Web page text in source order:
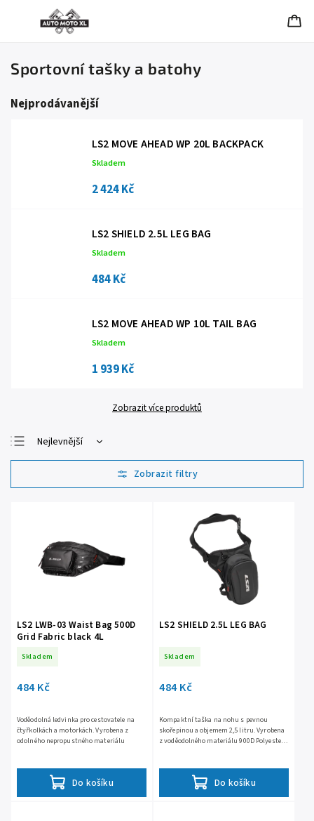
Sportovní tašky a batohy
Nejprodávanější
LS2 MOVE AHEAD WP 20L BACKPACK
Skladem
2 424 Kč
LS2 SHIELD 2.5L LEG BAG
Skladem
484 Kč
LS2 MOVE AHEAD WP 10L TAIL BAG
Skladem
1 939 Kč
Zobrazit více produktů
Nejlevnější
Nejdražší
Nejprodávanější
LS2 LWB-03 Waist Bag 500D
Grid Fabric black 4L
Skladem
484 Kč
Do košíku
Voděodolná ledvinka pro cestovatele na
čtyřkolkách a motorkách. Vyrobena z
odolného nepropustného materiálu
LS2 SHIELD 2.5L LEG BAG
Skladem
484 Kč
Do košíku
Kompaktní taška na nohu s pevnou
skořepinou a objemem 2,5 litru. Vyrobena
z voděodolného materiálu 900D Polyester,